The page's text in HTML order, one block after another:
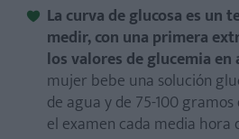
La curva de glucosa es un
medir, con una primera
los valores de glucemia en
mujer bebe una solución
de agua y de 75-100
el examen cada media